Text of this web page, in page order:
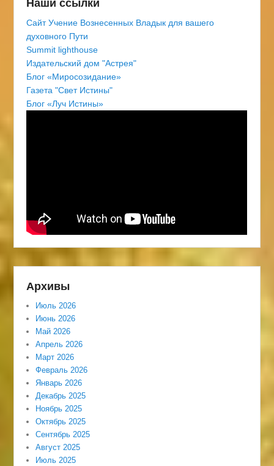
Сайт Учение Вознесенных Владык для вашего
духовного Пути
Summit lighthouse
Издательский дом "Астрея"
Блог «Миросозидание»
Газета "Свет Истины"
Блог «Луч Истины»
Архивы
Июль 2026
Июнь 2026
Май 2026
Апрель 2026
Март 2026
Февраль 2026
Январь 2026
Декабрь 2025
Ноябрь 2025
Октябрь 2025
Сентябрь 2025
Август 2025
Июль 2025